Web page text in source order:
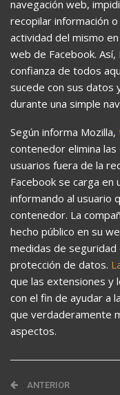
navegación web,
recopilar información
actividad del mismo
web de Facebook.
confianza de todos
sucede con sus datos
durante una simple
Según informa Mozilla,
contenedor elimina
usuarios fuera de la
Facebook se carga en
informando al usuario
contenedor. La
hecho público en su
medidas de
protección de datos.
que las extensiones y
con el fin de ayudar a
que verdaderamente
aspectos.
ANTERIOR